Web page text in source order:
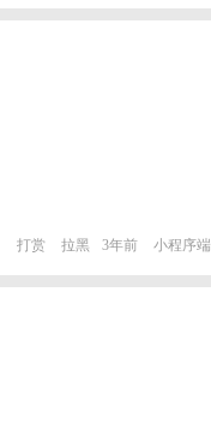
打赏 拉黑 3年前 小程序端